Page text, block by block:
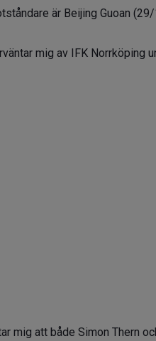
är Beijing Guoan
mig av IFK Norrköping
mig att både Simon Thern